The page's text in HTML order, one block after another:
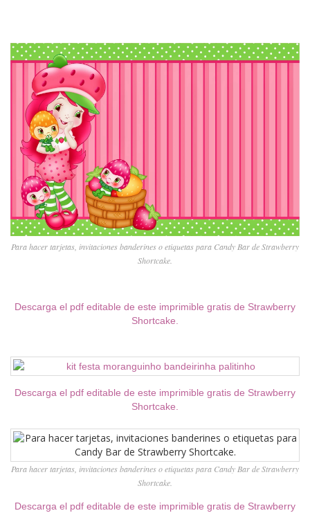
Para hacer tarjetas, invitaciones banderines o etiquetas para Candy Bar de Strawberry
Shortcake.
Descarga el pdf editable de este imprimible gratis de Strawberry
Shortcake.
Descarga el pdf editable de este imprimible gratis de Strawberry
Shortcake.
Para hacer tarjetas, invitaciones banderines o etiquetas para Candy Bar de Strawberry
Shortcake.
Descarga el pdf editable de este imprimible gratis de Strawberry